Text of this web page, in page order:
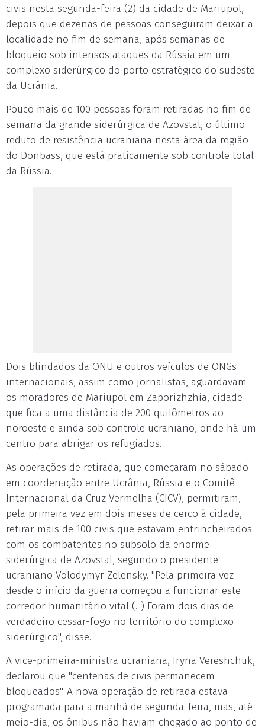
civis nesta segunda-feira (2) da cidade de Mariupol,
depois que dezenas de pessoas conseguiram deixar a
localidade no fim de semana, após semanas de
bloqueio sob intensos ataques da Rússia em um
complexo siderúrgico do porto estratégico do sudeste
da Ucrânia.
Pouco mais de 100 pessoas foram retiradas no fim de
semana da grande siderúrgica de Azovstal, o último
reduto de resistência ucraniana nesta área da região
do Donbass, que está praticamente sob controle total
da Rússia.
Dois blindados da ONU e outros veículos de ONGs
internacionais, assim como jornalistas, aguardavam
os moradores de Mariupol em Zaporizhzhia, cidade
que fica a uma distância de 200 quilômetros ao
noroeste e ainda sob controle ucraniano, onde há um
centro para abrigar os refugiados.
As operações de retirada, que começaram no sábado
em coordenação entre Ucrânia, Rússia e o Comitê
Internacional da Cruz Vermelha (CICV), permitiram,
pela primeira vez em dois meses de cerco à cidade,
retirar mais de 100 civis que estavam entrincheirados
com os combatentes no subsolo da enorme
siderúrgica de Azovstal, segundo o presidente
ucraniano Volodymyr Zelensky. "Pela primeira vez
desde o início da guerra começou a funcionar este
corredor humanitário vital (...) Foram dois dias de
verdadeiro cessar-fogo no território do complexo
siderúrgico", disse.
A vice-primeira-ministra ucraniana, Iryna Vereshchuk,
declarou que "centenas de civis permanecem
bloqueados". A nova operação de retirada estava
programada para a manhã de segunda-feira, mas, até
meio-dia, os ônibus não haviam chegado ao ponto de